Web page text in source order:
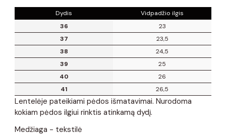
Dydis
Vidpadžio ilgis
36
23
37
23,5
38
24,5
39
25
40
26
41
26,5
Lentelėje pateikiami pėdos išmatavimai. Nurodoma
kokiam pėdos ilgiui rinktis atinkamą dydį.
Medžiaga - tekstilė